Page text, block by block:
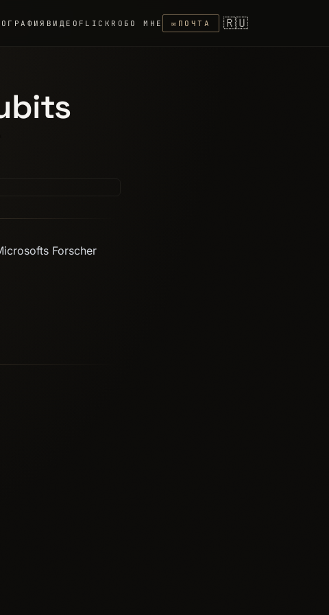
ВИДЕО FLICKR ОБО МНЕ ✉ ПОЧТА 🇷🇺
Forscher